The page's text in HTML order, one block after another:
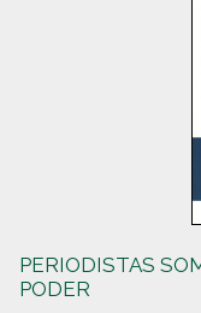
PERIODISTAS
PODER